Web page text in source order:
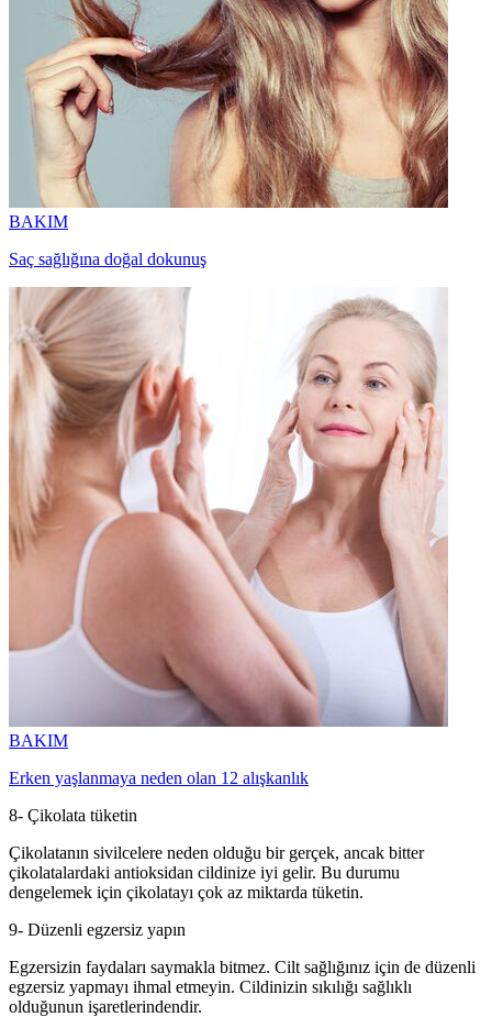
BAKIM
Saç sağlığına doğal dokunuş
BAKIM
Erken yaşlanmaya neden olan 12 alışkanlık
8- Çikolata tüketin
Çikolatanın sivilcelere neden olduğu bir gerçek, ancak bitter
çikolatalardaki antioksidan cildinize iyi gelir. Bu durumu
dengelemek için çikolatayı çok az miktarda tüketin.
9- Düzenli egzersiz yapın
Egzersizin faydaları saymakla bitmez. Cilt sağlığınız için de düzenli
egzersiz yapmayı ihmal etmeyin. Cildinizin sıkılığı sağlıklı
olduğunun işaretlerindendir.